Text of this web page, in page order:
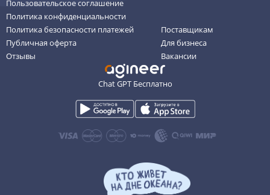
Пользовательское соглашение
Политика конфиденциальности
Политика безопасности платежей
Публичная оферта
Отзывы
Поставщикам
Для бизнеса
Вакансии
Chat GPT Бесплатно